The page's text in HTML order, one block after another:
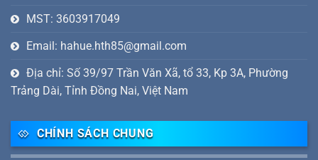
MST: 3603917049
Email: hahue.hth85@gmail.com
Địa chỉ: Số 39/97 Trần Văn Xã, tổ 33, Kp 3A, Phường
Trảng Dài, Tỉnh Đồng Nai, Việt Nam
CHÍNH SÁCH CHUNG